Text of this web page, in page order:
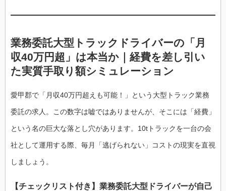
業務委託大型トラックドライバーの「月
収40万円超」は本当か｜経費を差し引い
た実質手取り額シミュレーション
愛甲郡で「月収40万円超えも可能！」という大型トラック業務
委託の求人。この数字は嘘ではありませんが、そこには「経費」
という名の巨大な落とし穴があります。10tトラックを一台の会
社として運用する際、毎月「逃げられない」コストの現実を直視
しましょう。
【チェックリスト付き】業務委託大型ドライバーが自己